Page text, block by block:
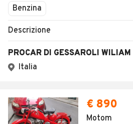
Benzina
Descrizione
PROCAR DI GESSAROLI WILIAM
Italia
€ 890
Motom